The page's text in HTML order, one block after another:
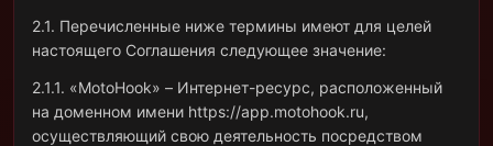
2.1. Перечисленные ниже термины имеют для целей
настоящего Соглашения следующее значение:
2.1.1. «MotoHook» – Интернет-ресурс, расположенный
на доменном имени https://app.motohook.ru,
осуществляющий свою деятельность посредством